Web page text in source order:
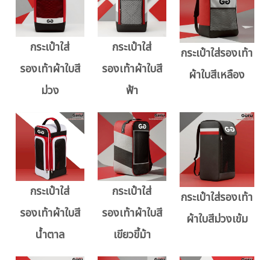
กระเป๋าใส่
รองเท้าผ้าใบสี
ม่วง
กระเป๋าใส่
รองเท้าผ้าใบสี
ฟ้า
กระเป๋าใส่รองเท้า
ผ้าใบสีเหลือง
กระเป๋าใส่
รองเท้าผ้าใบสี
น้ำตาล
กระเป๋าใส่
รองเท้าผ้าใบสี
เขียวขี้ม้า
กระเป๋าใส่รองเท้า
ผ้าใบสีม่วงเข้ม